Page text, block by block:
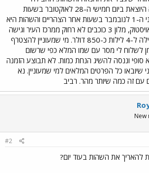
המדוברת היא לטיסה היוצאת ביום חמישי ה-28 לאוקטובר בשעות
הבוקר וחוזרת ביום שני ה-1 לנובמבר בשעות אחר הצהריים והשהות היא
ככל הנראה במלון טאויסטוק, מלון 3 כוכבים לא רחוק ממרכז העיר וגישה
נוחה לטיוב. מחיר חבילה ל-4 לילות כ-850 דולר. מי שמעוניין להצטרף
לשלוח לי מסר עם שמו המלא כפי שרשום
סופי וננסה להשיג הנחת כמות. לא תבוצע הזמנה
שיובאו כל הפרטים המלאים למי שמעוניין. נא
עם זה כמה שיותר מהר. רביב
New
#2
להאריך את השהות בעוד יום?